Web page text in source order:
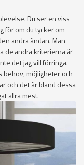
Du ser en viss
för om du tycker om
andra ändan. Man
de andra kriterierna är
det jag vill förringa.
behov, möjligheter och
och det är bland dessa
allra mest.